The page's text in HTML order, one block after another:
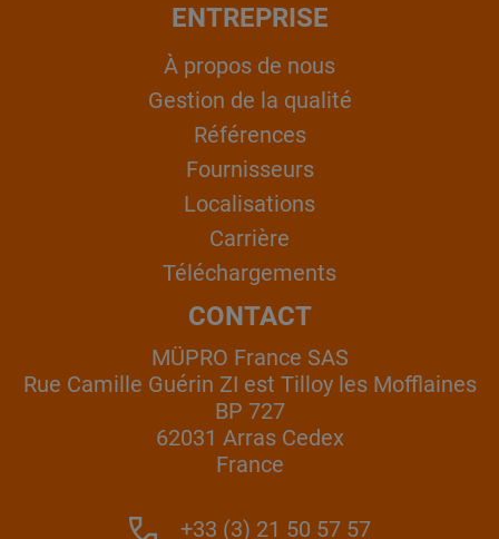
ENTREPRISE
À propos de nous
Gestion de la qualité
Références
Fournisseurs
Localisations
Carrière
Téléchargements
CONTACT
MÜPRO France SAS
Rue Camille Guérin ZI est Tilloy les Mofflaines
BP 727
62031 Arras Cedex
France
+33 (3) 21 50 57 57